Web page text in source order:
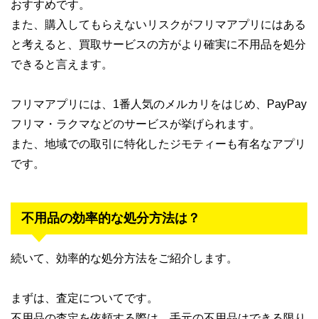
おすすめです。
また、購入してもらえないリスクがフリマアプリにはある
と考えると、買取サービスの方がより確実に不用品を処分
できると言えます。
フリマアプリには、1番人気のメルカリをはじめ、PayPay
フリマ・ラクマなどのサービスが挙げられます。
また、地域での取引に特化したジモティーも有名なアプリ
です。
不用品の効率的な処分方法は？
続いて、効率的な処分方法をご紹介します。
まずは、査定についてです。